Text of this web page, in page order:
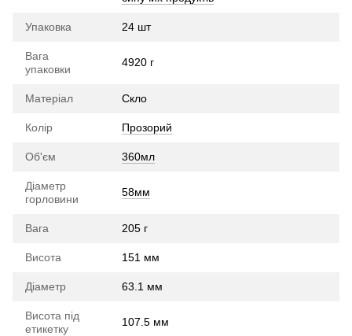
Упаковка 24 шт
Вага
упаковки
4920 г
Матеріал Скло
Колір Прозорий
Об'єм 360мл
Діаметр
горловини
58мм
Вага 205 г
Висота 151 мм
Діаметр 63.1 мм
Висота під
етикетку
107.5 мм